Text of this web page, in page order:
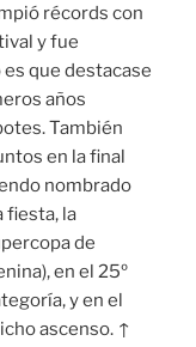
récords con
y fue
es que destacase
años
También
en la final
nombrado
fiesta, la
de
en el 25º
y en el
ascenso. ↑